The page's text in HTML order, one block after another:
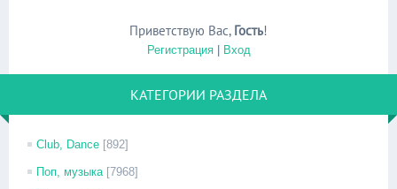
Приветствую Вас, Гость!
Регистрация| Вход
КАТЕГОРИИ РАЗДЕЛА
Club, Dance [892]
Поп, музыка [7968]